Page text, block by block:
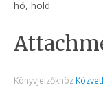
hó, hold
Könyvjelzőkhöz